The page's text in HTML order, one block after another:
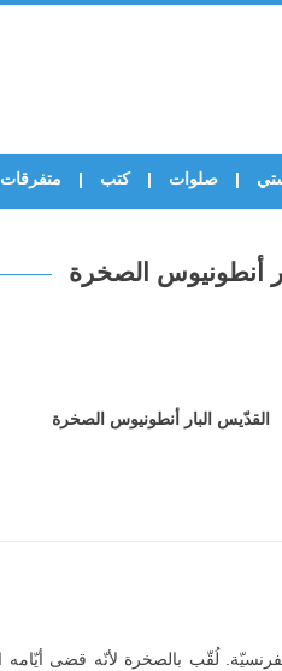
صلوات كتب متفرقات
أنطونيوس الصخرة
القدّيس البار أنطونيوس الصخرة
لُقّب بالصخرة لأنّه قضى أيّامه